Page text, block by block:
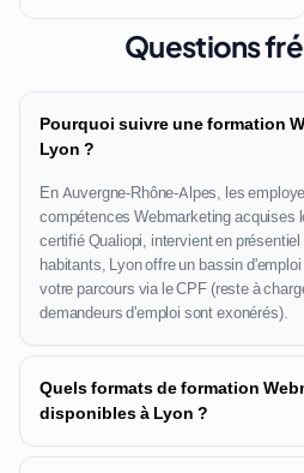
Questions
Pourquoi suivre une formation
Lyon ?
En Auvergne-Rhône-Alpes, les
compétences Webmarketing acquises
certifié Qualiopi, intervient en
habitants, Lyon offre un bassin
votre parcours via le CPF (reste à
demandeurs d'emploi sont exonérés).
Quels formats de formation
disponibles à Lyon ?